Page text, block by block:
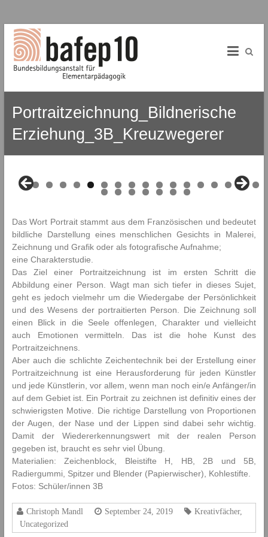
Skip
content
B
A
f
E
P
1
s
b
i
l
d
u
n
g
s
a
n
s
t
a
l
t
f
r
e
m
Portraitzeichnung_Bildnerische
Erziehung_3B_Kreuzwegerer
0 1 2 3 4 5 6 7
8 9 0 1 2 3 4
Das Wort Portrait stammt aus dem Französischen und bedeutet
bildliche Darstellung eines menschlichen Gesichts in Malerei,
Zeichnung und Grafik oder als fotografische Aufnahme;
eine Charakterstudie.
Das Ziel einer Portraitzeichnung ist im ersten Schritt die
Abbildung einer Person. Wagt man sich tiefer in dieses Sujet,
geht es jedoch vielmehr um die Wiedergabe der Persönlichkeit
und des Wesens der portraitierten Person. Die Zeichnung soll
einen Blick in die Seele offenlegen, Charakter und vielleicht
auch Emotionen vermitteln. Das ist die hohe Kunst des
Portraitzeichnens.
Aber auch die schlichte Zeichentechnik bei der Erstellung einer
Portraitzeichnung ist eine Herausforderung für jeden Künstler
und jede Künstlerin, vor allem, wenn man noch ein/e Anfänger/in
auf dem Gebiet ist. Ein Portrait zu zeichnen ist definitiv eines der
schwierigsten Motive. Die richtige Darstellung von Proportionen
der Augen, der Nase und der Lippen sind dabei sehr wichtig.
Damit der Wiedererkennungswert mit der realen Person
gegeben ist, braucht es sehr viel Übung.
Materialien: Zeichenblock, Bleistifte H, HB, 2B und 5B,
Radiergummi, Spitzer und Blender (Papierwischer), Kohlestifte.
Fotos: Schüler/innen 3B
Christoph Mandl September 24, 2019 Kreativfächer,
Uncategorized